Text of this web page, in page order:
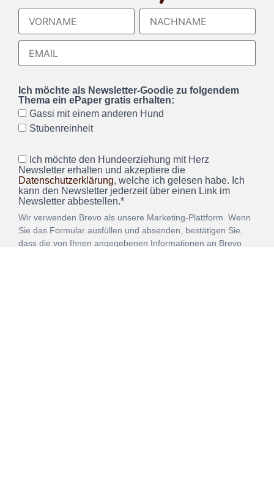
Ich möchte als Newsletter-Goodie zu folgendem
Thema ein ePaper gratis erhalten:
Gassi mit einem anderen Hund
Stubenreinheit
Ich möchte den Hundeerziehung mit Herz
Newsletter erhalten und akzeptiere die
Datenschutzerklärung, welche ich gelesen habe. Ich
kann den Newsletter jederzeit über einen Link im
Newsletter abbestellen.*
Wir verwenden Brevo als unsere Marketing-Plattform. Wenn
Sie das Formular ausfüllen und absenden, bestätigen Sie,
dass die von Ihnen angegebenen Informationen an Brevo